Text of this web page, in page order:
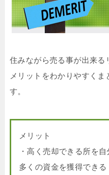
住みながら売る事が出来
メリットをわかりやすく
す。
メリット
・高く売却できる所を
多くの資金を獲得できる